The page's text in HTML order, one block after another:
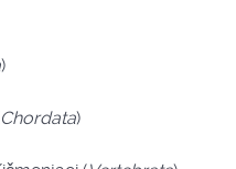
)
Chordata)